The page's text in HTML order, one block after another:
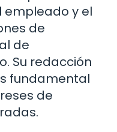
empleado y el
de
de
Su redacción
fundamental
de